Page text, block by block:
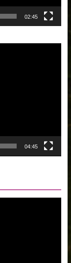
02:45
04:45